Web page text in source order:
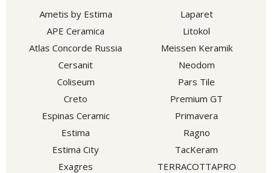
Ametis by Estima
APE Ceramica
Atlas Concorde Russia
Cersanit
Coliseum
Creto
Espinas Ceramic
Estima
Estima City
Exagres
Laparet
Litokol
Meissen Keramik
Neodom
Pars Tile
Premium GT
Primavera
Ragno
TacKeram
TERRACOTTAPRO